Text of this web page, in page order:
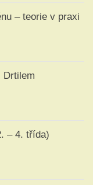
– teorie v praxi
Drtilem
– 4. třída)